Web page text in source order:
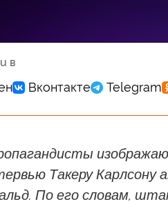
в
Такеру Карлсону
По его словам,